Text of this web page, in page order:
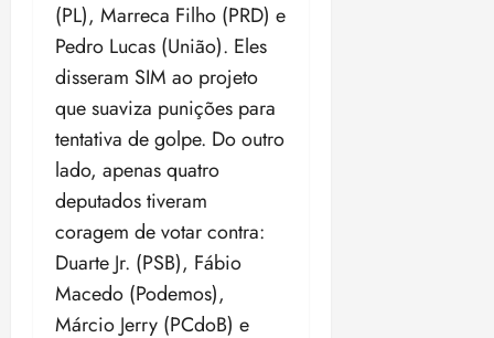
(PL), Marreca Filho (PRD) e
Pedro Lucas (União). Eles
disseram SIM ao projeto
que suaviza punições para
tentativa de golpe. Do outro
lado, apenas quatro
deputados tiveram
coragem de votar contra:
Duarte Jr. (PSB), Fábio
Macedo (Podemos),
Márcio Jerry (PCdoB) e